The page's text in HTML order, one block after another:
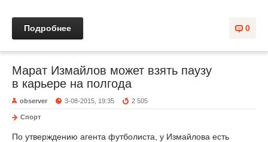
0
Подробнее
Марат Измайлов может взять паузу
в карьере на полгода
observer 3-08-2015, 19:35 2 505
Спорт
По утверждению агента футболиста, у Измайлова есть